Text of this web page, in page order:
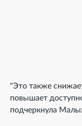
"Это также
повышает
подчеркнула